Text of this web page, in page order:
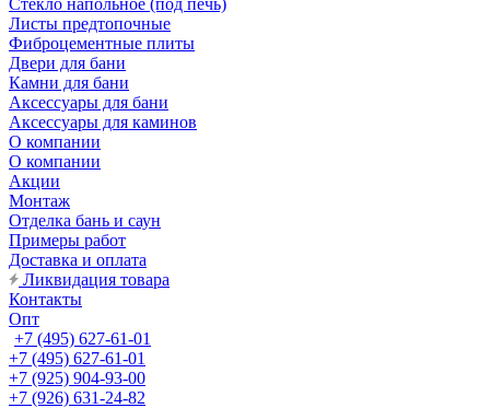
Стекло напольное (под печь)
Листы предтопочные
Фиброцементные плиты
Двери для бани
Камни для бани
Аксессуары для бани
Аксессуары для каминов
О компании
О компании
Акции
Монтаж
Отделка бань и саун
Примеры работ
Доставка и оплата
Ликвидация товара
Контакты
Опт
+7 (495) 627-61-01
+7 (495) 627-61-01
+7 (925) 904-93-00
+7 (926) 631-24-82